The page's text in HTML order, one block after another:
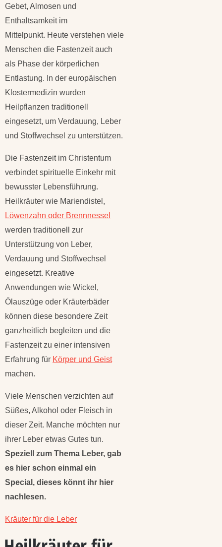
Gebet, Almosen und
Enthaltsamkeit im
Mittelpunkt. Heute verstehen viele
Menschen die Fastenzeit auch
als Phase der körperlichen
Entlastung. In der europäischen
Klostermedizin wurden
Heilpflanzen traditionell
eingesetzt, um Verdauung, Leber
und Stoffwechsel zu unterstützen.
Die Fastenzeit im Christentum
verbindet spirituelle Einkehr mit
bewusster Lebensführung.
Heilkräuter wie Mariendistel,
Löwenzahn oder Brennnessel
werden traditionell zur
Unterstützung von Leber,
Verdauung und Stoffwechsel
eingesetzt. Kreative
Anwendungen wie Wickel,
Ölauszüge oder Kräuterbäder
können diese besondere Zeit
ganzheitlich begleiten und die
Fastenzeit zu einer intensiven
Erfahrung für Körper und Geist
machen.
Viele Menschen verzichten auf
Süßes, Alkohol oder Fleisch in
dieser Zeit. Manche möchten nur
ihrer Leber etwas Gutes tun.
Speziell zum Thema Leber, gab
es hier schon einmal ein
Special, dieses könnt ihr hier
nachlesen.
Kräuter für die Leber